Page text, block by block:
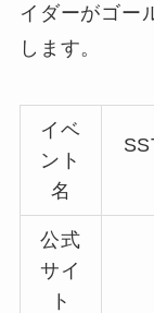
イダーがゴー
します。
イベ
ント
名
公式
サイ
ト